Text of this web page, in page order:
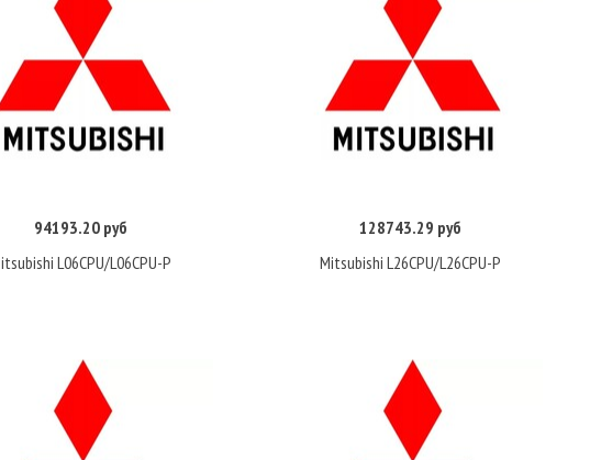
Купить
94193.20 руб
L06CPU/L06CPU-P
Купить
128743.29 руб
Mitsubishi L26CPU/L26CPU-P